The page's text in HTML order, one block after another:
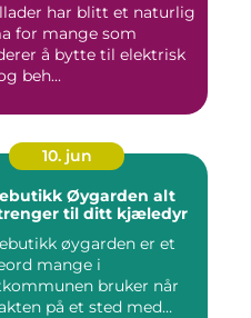
har blitt et naturlig
for mange som
å bytte til elektrisk
beh...
10. jun
Øygarden alt
til ditt kjæledyr
øygarden er et
mange i
bruker når
på et sted med